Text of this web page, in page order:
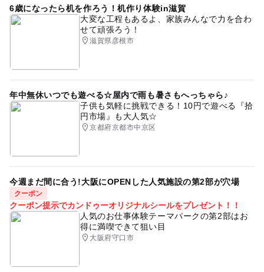
6歳になったら机を作ろう！机作り体験in滋賀
大変な工程もあるよ、家族みんなで力を合わ
せて頑張ろう！
滋賀県彦根市
年中無休いつでも遊べる☆屋内で雨も暑さもへっちゃら♪
子供も気軽に挑戦できる！10円で遊べる『拾
円市場』も大人気☆
京都府京都市中京区
今週まだ間に合う!大阪にOPENした人気施設の第2部が穴場
クーポン
クーポン提示でカンドゥーオリジナルシールをプレゼント！！
人気のお仕事体験テーマパークの第2部はお
得に満喫できて狙い目
大阪府守口市